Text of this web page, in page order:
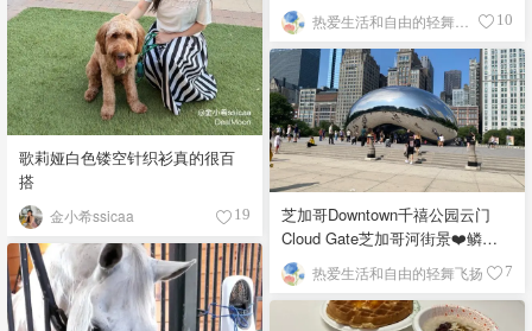
歌莉娅白色镂空针织衫真的很百
搭
金小希ssicaa 19
10
芝加哥Downtown千禧公园云门
Cloud Gate芝加哥河街景❤️鳞次
栉比的高楼
热爱生活和自由的轻舞飞扬 7